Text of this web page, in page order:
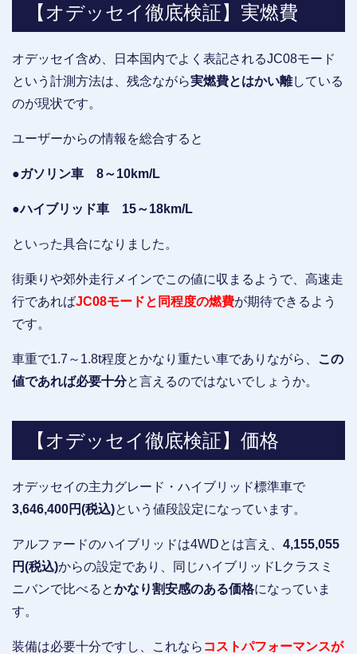
【オデッセイ徹底検証】実燃費
オデッセイ含め、日本国内でよく表記されるJC08モード
という計測方法は、残念ながら実燃費とはかい離している
のが現状です。
ユーザーからの情報を総合すると
●ガソリン車 8～10km/L
●ハイブリッド車 15～18km/L
といった具合になりました。
街乗りや郊外走行メインでこの値に収まるようで、高速走
行であればJC08モードと同程度の燃費が期待できるよう
です。
車重で1.7～1.8t程度とかなり重たい車でありながら、
この
値であれば必要十分と言えるのではないでしょうか。
【オデッセイ徹底検証】価格
オデッセイの主力グレード・ハイブリッド標準車で
3,646,400円(税込)という値段設定になっています。
アルファードのハイブリッドは4WDとは言え、 4,155,055
円(税込)からの設定であり、同じハイブリッドLクラスミ
ニバンで比べるとかなり割安感のある価格になっていま
す。
装備は必要十分ですし、これなら コストパフォーマンスが